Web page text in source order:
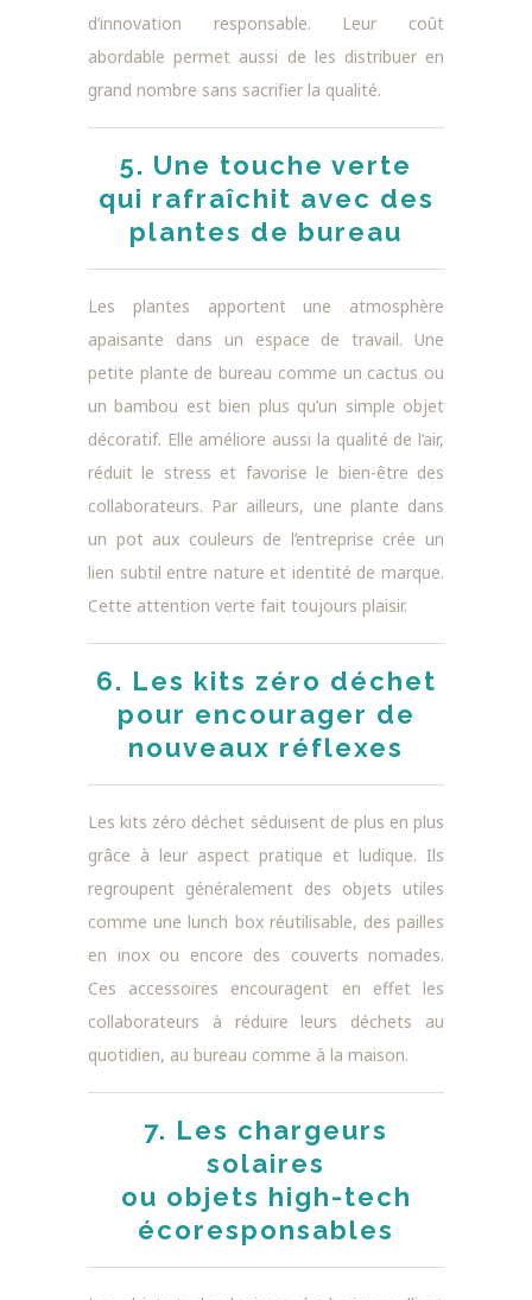
d’innovation responsable. Leur coût
abordable permet aussi de les distribuer en
grand nombre sans sacrifier la qualité.
5. Une touche verte
qui rafraîchit avec des
plantes de bureau
Les plantes apportent une atmosphère
apaisante dans un espace de travail. Une
petite plante de bureau comme un cactus ou
un bambou est bien plus qu’un simple objet
décoratif. Elle améliore aussi la qualité de l’air,
réduit le stress et favorise le bien-être des
collaborateurs. Par ailleurs, une plante dans
un pot aux couleurs de l’entreprise crée un
lien subtil entre nature et identité de marque.
Cette attention verte fait toujours plaisir.
6. Les kits zéro déchet
pour encourager de
nouveaux réflexes
Les kits zéro déchet séduisent de plus en plus
grâce à leur aspect pratique et ludique. Ils
regroupent généralement des objets utiles
comme une lunch box réutilisable, des pailles
en inox ou encore des couverts nomades.
Ces accessoires encouragent en effet les
collaborateurs à réduire leurs déchets au
quotidien, au bureau comme à la maison.
7. Les chargeurs
solaires
ou objets high-tech
écoresponsables